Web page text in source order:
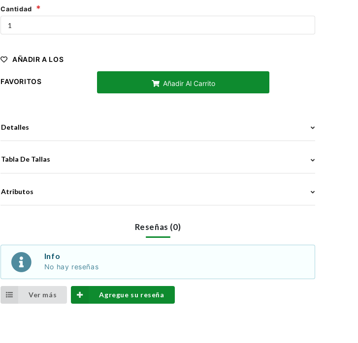
Cantidad
AÑADIR A LOS
FAVORITOS Añadir Al Carrito
Detalles
Tabla De Tallas
Atributos
Reseñas (0)
Info
No hay reseñas
Ver más Agregue su reseña